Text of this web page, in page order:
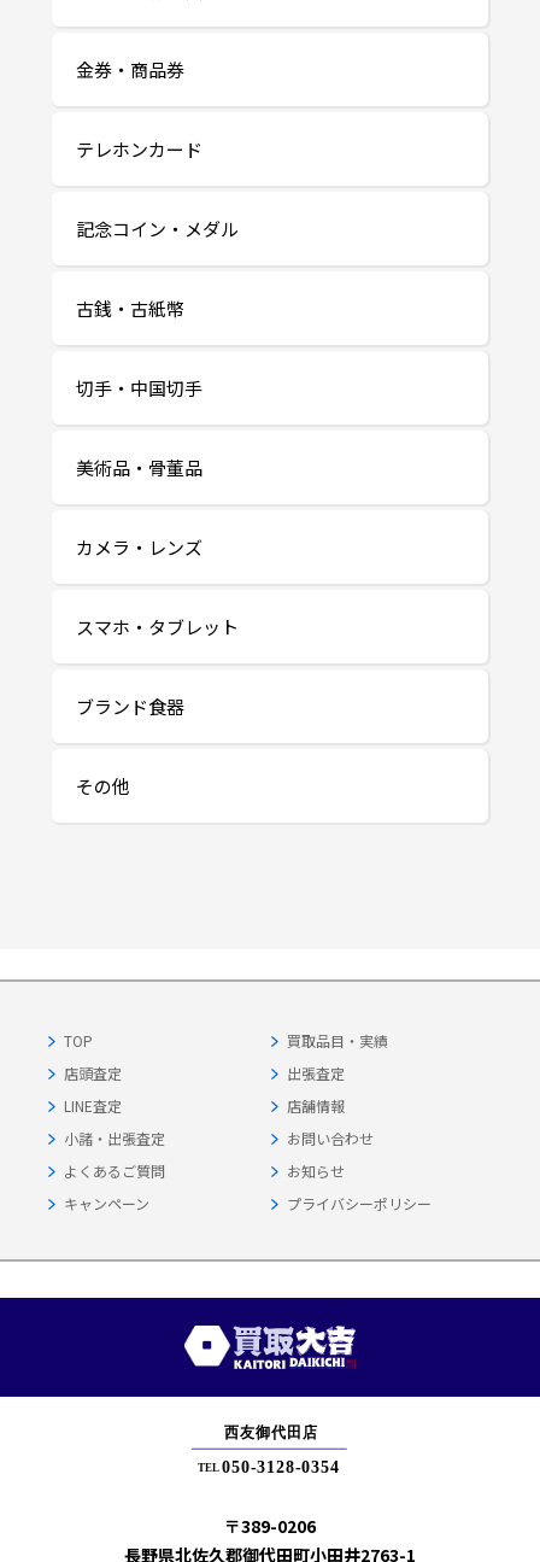
金券・商品券
テレホンカード
記念コイン・メダル
古銭・古紙幣
切手・中国切手
美術品・骨董品
カメラ・レンズ
スマホ・タブレット
ブランド食器
その他
TOP
買取品目・実績
店頭査定
出張査定
LINE査定
店舗情報
小諸・出張査定
お問い合わせ
よくあるご質問
お知らせ
キャンペーン
プライバシーポリシー
〒389-0206
長野県北佐久郡御代田町小田井2763-1